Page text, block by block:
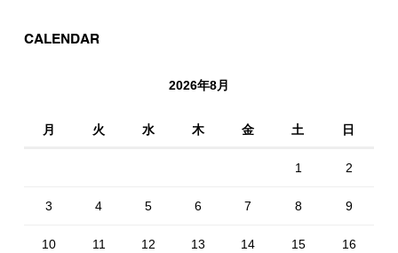
CALENDAR
2026年8月
月 火 水 木 金 土 日
1 2
3 4 5 6 7 8 9
10 11 12 13 14 15 16